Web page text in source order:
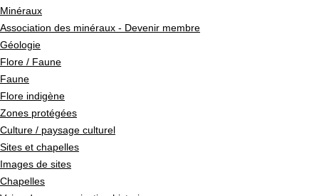
Minéraux
Association des minéraux - Devenir membre
Géologie
Flore / Faune
Faune
Flore indigène
Zones protégées
Culture / paysage culturel
Sites et chapelles
Images de sites
Chapelles